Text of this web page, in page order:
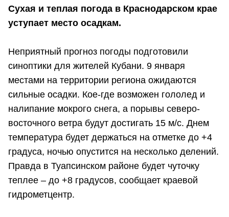
Сухая и теплая погода в Краснодарском крае
уступает место осадкам.
Неприятный прогноз погоды подготовили
синоптики для жителей Кубани. 9 января
местами на территории региона ожидаются
сильные осадки. Кое-где возможен гололед и
налипание мокрого снега, а порывы северо-
восточного ветра будут достигать 15 м/с. Днем
температура будет держаться на отметке до +4
градуса, ночью опустится на несколько делений.
Правда в Туапсинском районе будет чуточку
теплее – до +8 градусов, сообщает краевой
гидрометцентр.